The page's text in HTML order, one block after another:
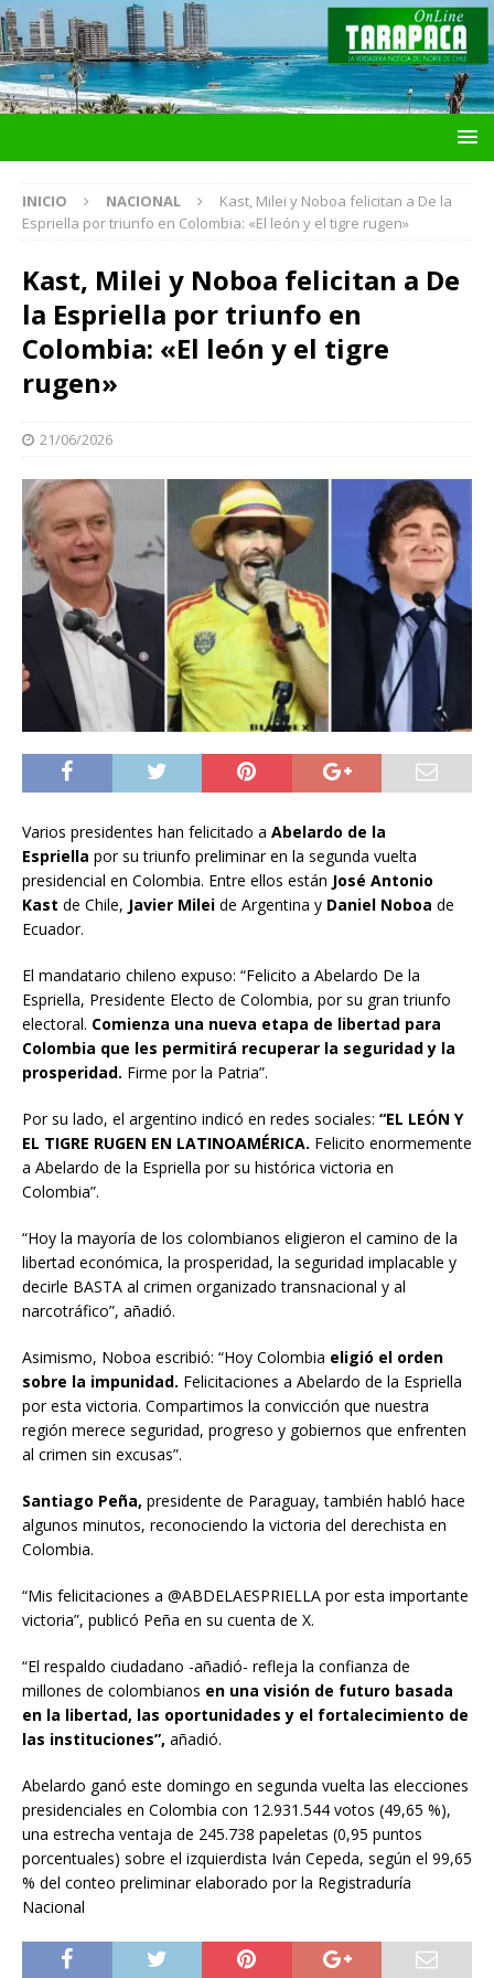
INICIO NACIONAL
Kast, Milei y Noboa felicitan a De la
Espriella por triunfo en Colombia: «El león y el tigre rugen»
Kast, Milei y Noboa felicitan a De
la Espriella por triunfo en
Colombia: «El león y el tigre
rugen»
21/06/2026
Varios presidentes han felicitado a Abelardo de la
Espriella por su triunfo preliminar en la segunda vuelta
presidencial en Colombia. Entre ellos están José Antonio
Kast de Chile, Javier Milei de Argentina y Daniel Noboa de
Ecuador.
El mandatario chileno expuso: “Felicito a Abelardo De la
Espriella, Presidente Electo de Colombia, por su gran triunfo
electoral. Comienza una nueva etapa de libertad para
Colombia que les permitirá recuperar la seguridad y la
prosperidad. Firme por la Patria”.
Por su lado, el argentino indicó en redes sociales: “EL LEÓN Y
EL TIGRE RUGEN EN LATINOAMÉRICA. Felicito enormemente
a Abelardo de la Espriella por su histórica victoria en
Colombia”.
“Hoy la mayoría de los colombianos eligieron el camino de la
libertad económica, la prosperidad, la seguridad implacable y
decirle BASTA al crimen organizado transnacional y al
narcotráfico”, añadió.
Asimismo, Noboa escribió: “Hoy Colombia eligió el orden
sobre la impunidad. Felicitaciones a Abelardo de la Espriella
por esta victoria. Compartimos la convicción que nuestra
región merece seguridad, progreso y gobiernos que enfrenten
al crimen sin excusas”.
Santiago Peña, presidente de Paraguay, también habló hace
algunos minutos, reconociendo la victoria del derechista en
Colombia.
“Mis felicitaciones a @ABDELAESPRIELLA por esta importante
victoria”, publicó Peña en su cuenta de X.
“El respaldo ciudadano -añadió- refleja la confianza de
millones de colombianos en una visión de futuro basada
en la libertad, las oportunidades y el fortalecimiento de
las instituciones”, añadió.
Abelardo ganó este domingo en segunda vuelta las elecciones
presidenciales en Colombia con 12.931.544 votos (49,65 %),
una estrecha ventaja de 245.738 papeletas (0,95 puntos
porcentuales) sobre el izquierdista Iván Cepeda, según el 99,65
% del conteo preliminar elaborado por la Registraduría
Nacional